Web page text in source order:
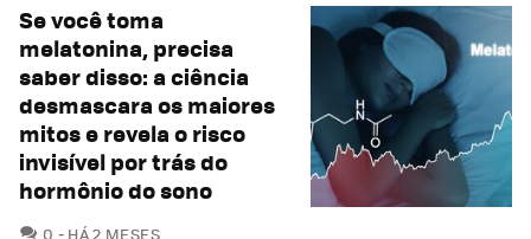
Se você toma
melatonina, precisa
saber disso: a ciência
desmascara os maiores
mitos e revela o risco
invisível por trás do
hormônio do sono
0 COMENTÁRIOS
HÁ 2 MESES